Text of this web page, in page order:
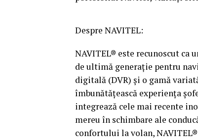
Despre NAVITEL:
NAVITEL® este recunoscut
de ultimă generație pentru
digitală (DVR) și o gamă
îmbunătățească experiența
integrează cele mai recente
mereu în schimbare ale
confortului la volan,